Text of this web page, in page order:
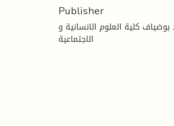
Publisher
كلية العلوم الانسانية و
الاجتماعية